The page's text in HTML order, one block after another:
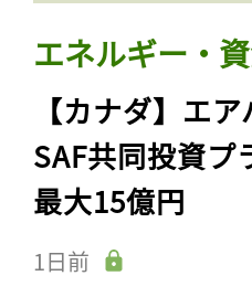
エネルギー・
【カナダ】エ
SAF共同投資プ
最大15億円
1日前